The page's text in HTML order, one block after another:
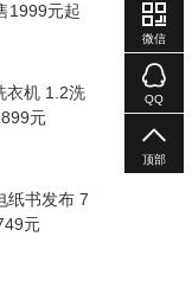
1999元起
衣机 1.2洗
元
纸书发布 7
元
微信
QQ
顶部